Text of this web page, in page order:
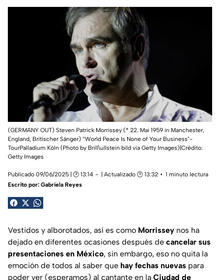
(GERMANY OUT) Steven Patrick Morrissey (* 22. Mai 1959 in Manchester,
England, Britischer Sänger) “World Peace Is None of Your Business"-
TourPalladium Köln (Photo by Brill\ullstein bild via Getty Images)|Crédito:
Getty Images
Publicado 09/06/2025 | 🕑 13:14 | Actualizado 🕑 13:32
1 minuto lectura
Escrito por: Gabriela Reyes
Vestidos y alborotados, así es como Morrissey nos ha
dejado en diferentes ocasiones después de cancelar sus
presentaciones en México, sin embargo, eso no quita la
emoción de todos al saber que hay fechas nuevas para
poder ver (esperamos) al cantante en la Ciudad de